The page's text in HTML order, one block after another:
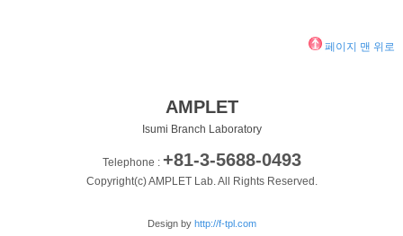
페이지 맨 위로
AMPLET
Isumi Branch Laboratory
Telephone : +81-3-5688-0493
Copyright(c) AMPLET Lab. All Rights Reserved.
Design by http://f-tpl.com